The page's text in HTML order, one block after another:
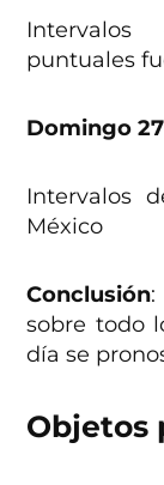
puntuales
Domingo
Intervalos
México
Conclusión
sobre todo
día se
Objetos